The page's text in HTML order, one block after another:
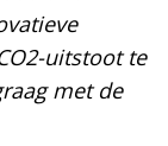
uitstoot te
met de